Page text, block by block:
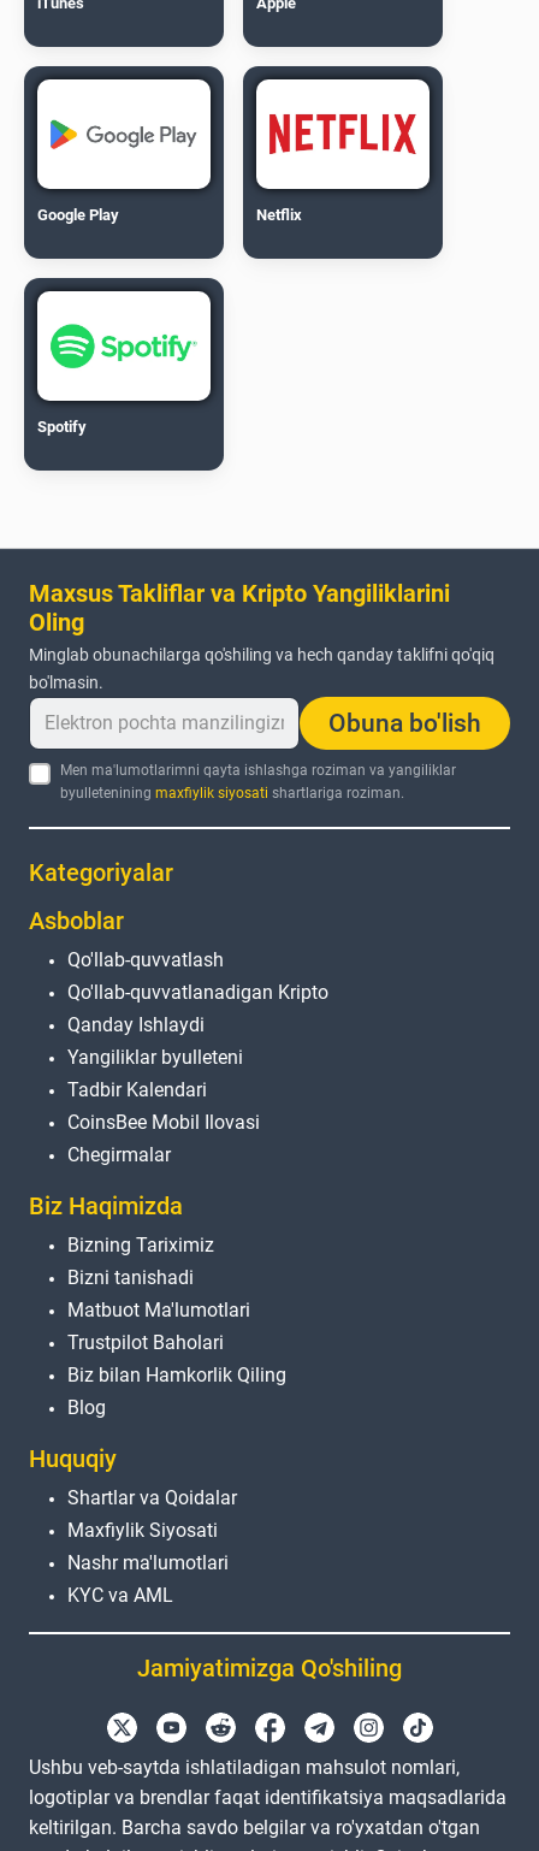
Google Play Netflix
Spotify
Maxsus Takliflar va Kripto Yangiliklarini
Oling
Minglab obunachilarga qo'shiling va hech qanday taklifni qo'qiq
bo'lmasin.
Obuna bo'lish
Men ma'lumotlarimni qayta ishlashga roziman va yangiliklar
byulleteniningmaxfiylik siyosati shartlariga roziman.
Kategoriyalar
Asboblar
Qo'llab-quvvatlash
Qo'llab-quvvatlanadigan Kripto
Qanday Ishlaydi
Yangiliklar byulleteni
Tadbir Kalendari
CoinsBee Mobil Ilovasi
Chegirmalar
Biz Haqimizda
Bizning Tariximiz
Bizni tanishadi
Matbuot Ma'lumotlari
Trustpilot Baholari
Biz bilan Hamkorlik Qiling
Blog
Huquqiy
Shartlar va Qoidalar
Maxfiylik Siyosati
Nashr ma'lumotlari
KYC va AML
Jamiyatimizga Qo'shiling
Ushbu veb-saytda ishlatiladigan mahsulot nomlari,
logotiplar va brendlar faqat identifikatsiya maqsadlarida
keltirilgan. Barcha savdo belgilar va ro'yxatdan o'tgan